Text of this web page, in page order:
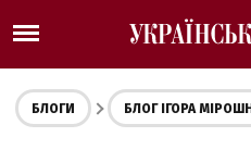
БЛОГИ БЛОГ ІГОРА